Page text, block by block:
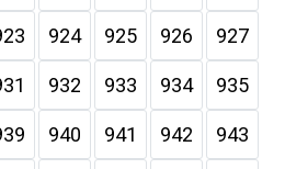
924 925 926 927
932 933 934 935
940 941 942 943